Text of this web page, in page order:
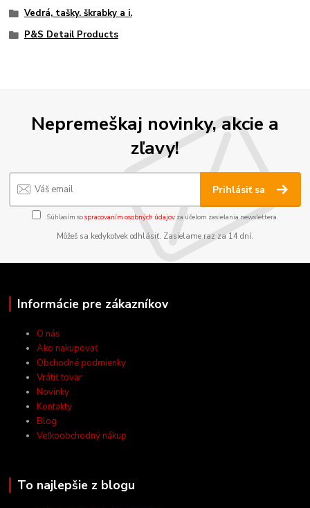
Vedrá, tašky. škrabky a i.
P&S Detail Products
Nepremeškaj novinky, akcie a
zľavy!
Prihlásiť sa
Súhlasím sospracovaním osobných údajov za účelom zasielania newslettera.
Môžeš sa kedykoľvek odhlásiť. Zasielame raz za 14 dní.
Informácie pre zákazníkov
O nás
Ako nakupovať
Obchodné podmienky
Vrátiť tovar
Novinky
Kontakty
Blog
Veľkoobchodný nákup
To najlepšie z blogu